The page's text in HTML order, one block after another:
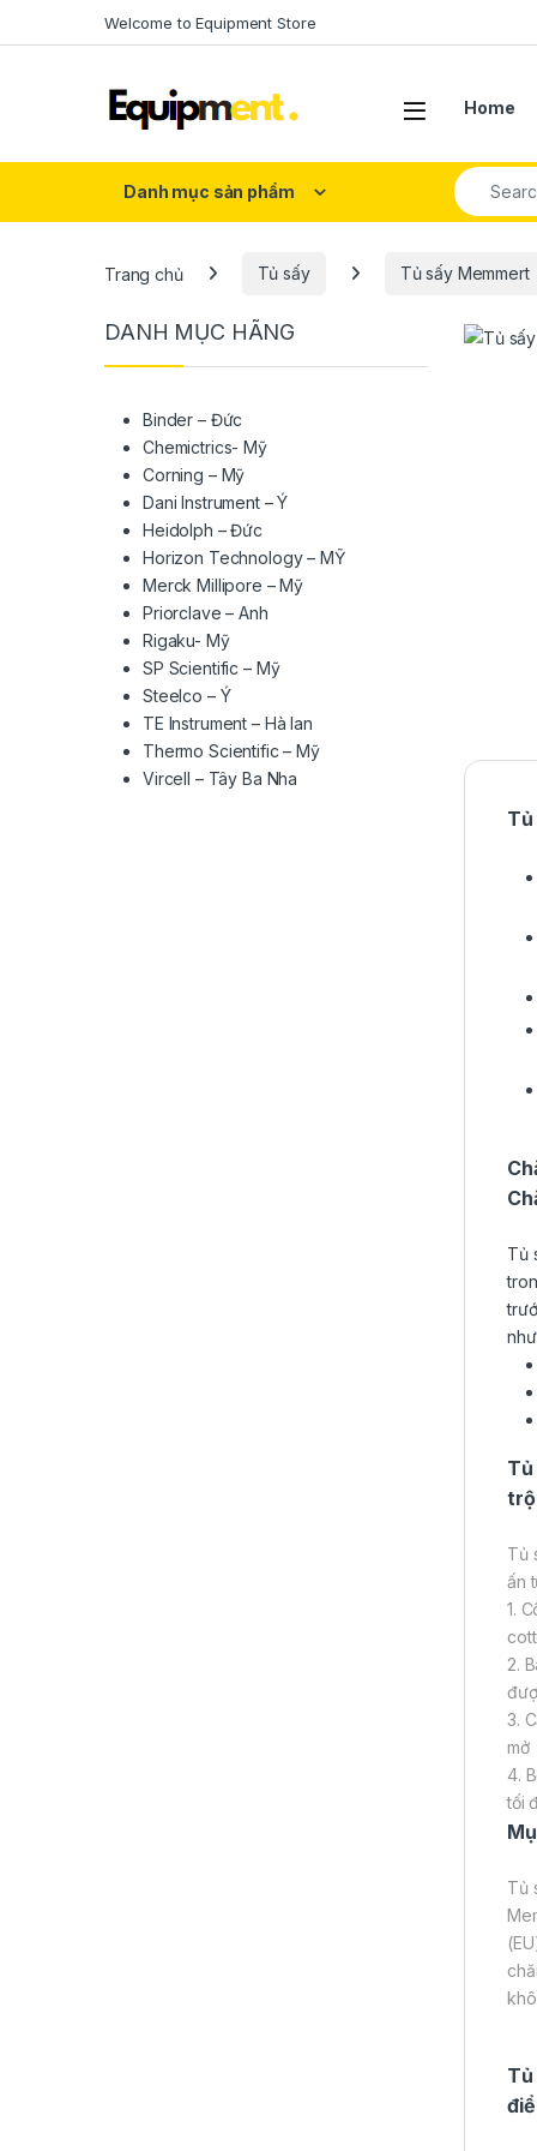
Welcome to Equipment Store
Home
Danh mục sản phẩm
Search
Trang chủ Tủ sấy Tủ sấy Memmert
Tủ
Tủ
Tủ
Tủ
ấn
1.
2.
3.
mở
4.
tối
Tủ
Tủ
DANH MỤC HÃNG
Binder – Đức
Chemictrics- Mỹ
Corning – Mỹ
Dani Instrument – Ý
Heidolph – Đức
Horizon Technology – MỸ
Merck Millipore – Mỹ
Priorclave – Anh
Rigaku- Mỹ
SP Scientific – Mỹ
Steelco – Ý
TE Instrument – Hà lan
Thermo Scientific – Mỹ
Vircell – Tây Ba Nha